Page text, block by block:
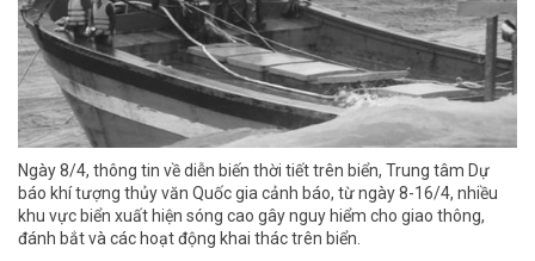
Ngày 8/4, thông tin về diễn biến thời tiết trên biển, Trung tâm Dự
báo khí tượng thủy văn Quốc gia cảnh báo, từ ngày 8-16/4, nhiều
khu vực biển xuất hiện sóng cao gây nguy hiểm cho giao thông,
đánh bắt và các hoạt động khai thác trên biển.